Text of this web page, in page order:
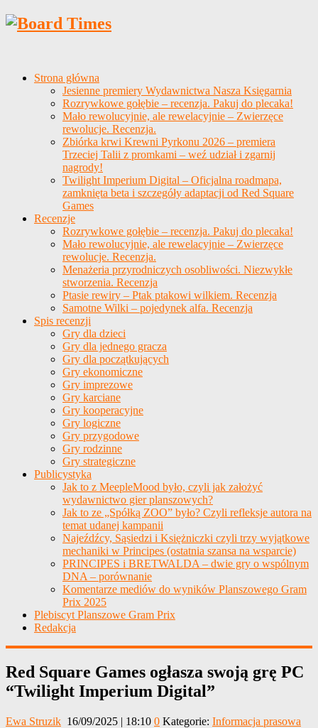
Strona główna
Jesienne premiery Wydawnictwa Nasza Księgarnia
Rozrywkowe gołębie – recenzja. Pakuj do plecaka!
Mało rewolucyjnie, ale rewelacyjnie – Zwierzęce
rewolucje. Recenzja.
Zbiórka krwi Krewni Pyrkonu 2026 – premiera
Trzeciej Talii z promkami – weź udział i zgarnij
nagrody!
Twilight Imperium Digital – Oficjalna roadmapa,
zamknięta beta i szczegóły adaptacji od Red Square
Games
Recenzje
Rozrywkowe gołębie – recenzja. Pakuj do plecaka!
Mało rewolucyjnie, ale rewelacyjnie – Zwierzęce
rewolucje. Recenzja.
Menażeria przyrodniczych osobliwości. Niezwykłe
stworzenia. Recenzja
Ptasie rewiry – Ptak ptakowi wilkiem. Recenzja
Samotne Wilki – pojedynek alfa. Recenzja
Spis recenzji
Gry dla dzieci
Gry dla jednego gracza
Gry dla początkujących
Gry ekonomiczne
Gry imprezowe
Gry karciane
Gry kooperacyjne
Gry logiczne
Gry przygodowe
Gry rodzinne
Gry strategiczne
Publicystyka
Jak to z MeepleMood było, czyli jak założyć
wydawnictwo gier planszowych?
Jak to ze „Spółką ZOO” było? Czyli refleksje autora na
temat udanej kampanii
Najeźdźcy, Sąsiedzi i Księżniczki czyli trzy wyjątkowe
mechaniki w Principes (ostatnia szansa na wsparcie)
PRINCIPES i BRETWALDA – dwie gry o wspólnym
DNA – porównanie
Komentarze mediów do wyników Planszowego Gram
Prix 2025
Plebiscyt Planszowe Gram Prix
Redakcja
Red Square Games ogłasza swoją grę PC
“Twilight Imperium Digital”
Ewa Struzik 16/09/2025 | 18:10 0 Kategorie: Informacja prasowa